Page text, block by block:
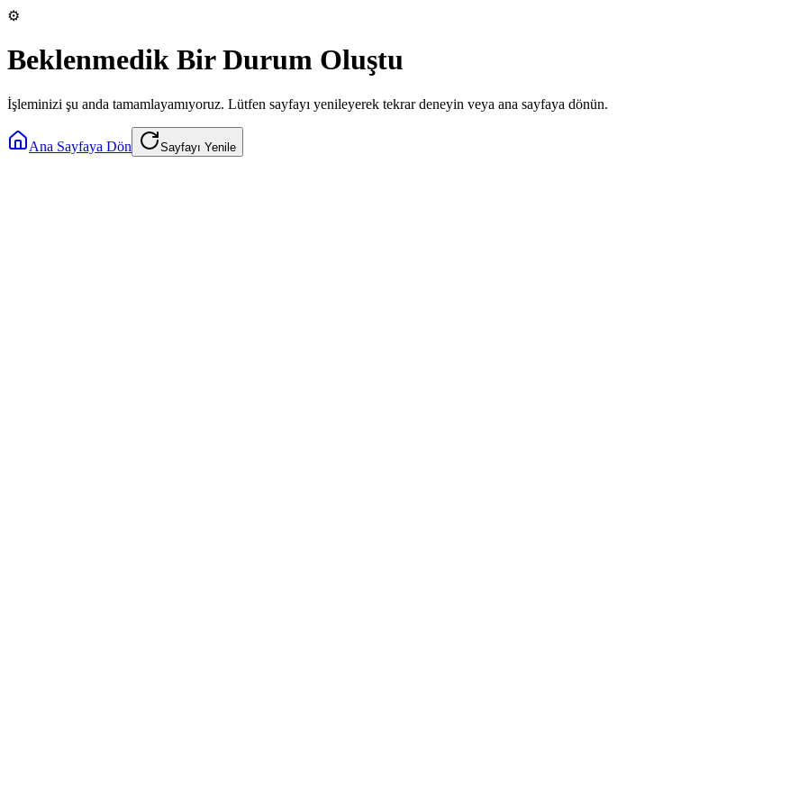
⚙️
Beklenmedik Bir Durum Oluştu
İşleminizi şu anda tamamlayamıyoruz. Lütfen sayfayı yenileyerek tekrar deneyin veya ana sayfaya dönün.
Ana Sayfaya Dön Sayfayı Yenile